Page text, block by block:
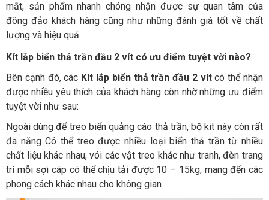
mắt, sản phẩm nhanh chóng nhận được sự quan tâm của
đông đảo khách hàng cũng như những đánh giá tốt về chất
lượng và hiệu quả.
Kít lắp biển thả trần đầu 2 vít có ưu điểm tuyệt vời nào?
Bên cạnh đó, các Kít lắp biển thả trần đầu 2 vítcó thể nhận
được nhiều yêu thích của khách hàng còn nhờ những ưu điểm
tuyệt vời như sau:
Ngoài dùng để treo biển quảng cáo thả trần, bộ kit này còn rất
đa năng Có thể treo được nhiều loại biển thả trần từ nhiều
chất liệu khác nhau, vói các vật treo khác như tranh, đèn trang
trí mỗi sợi cáp có thể chịu tải được 10 – 15kg, mang đến các
phong cách khác nhau cho không gian